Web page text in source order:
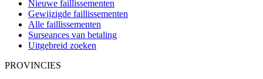
Nieuwe faillissementen
Gewijzigde faillissementen
Alle faillissementen
Surseances van betaling
Uitgebreid zoeken
PROVINCIES